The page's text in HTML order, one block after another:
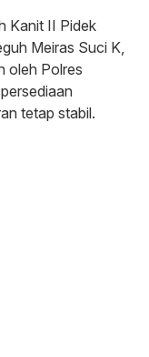
Kanit II Pidek
Meiras Suci K,
oleh Polres
tetap stabil.